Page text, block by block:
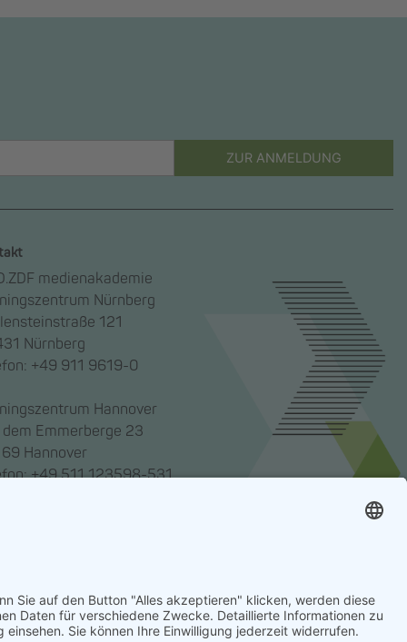
ZUR ANMELDUNG
medienakademie
Nürnberg
121
Nürnberg
+49 911 9619-0
Hannover
Emmerberge 23
Hannover
+49 511 123598-531